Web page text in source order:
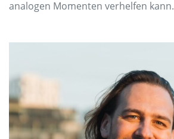
analogen Momenten verhelfen kann.